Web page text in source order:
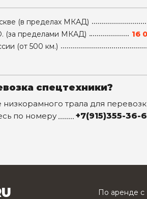
(в пределах МКАД)
(за пределами МКАД)
16
(от 500 км.)
спецтехники?
трала для
по номеру
+7(915)355-36-
По аренде c